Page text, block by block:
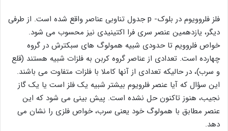
فلز فلروویوم در بلوک- p جدول تناوبی عناصر واقع شده است. از طرفی
دیگر، یازدهمین عنصر سری فرا اکتینیدی نیز محسوب می شود.
خواص فلروویم تا حدودی شبیه همولوگ های سبکترش در گروه
چهارده است. تعدادی از عناصر گروه کربن به فلزات شبیه هستند (قلع
و سرب)، در حالیکه تعدادی از آنها کاملا با فلزات متفاوت می باشند.
این سؤال که آیا عنصر فلرویوم بیشتر شبیه یک فلز است یا یک گاز
نجیب، هنوز تاکنون حل نشده است. پیش بینی می شود که این
عنصر مطابق با همولوگ خود یعنی سرب، خواص فلزی را نشان می
‌دهد.